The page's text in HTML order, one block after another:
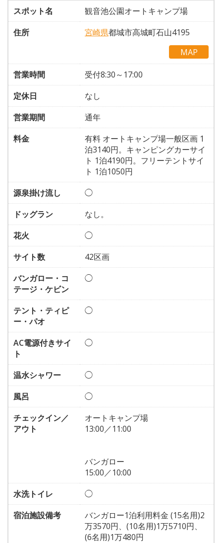
スポット名
観音池公園オートキャンプ場
住所
宮崎県都城市高城町石山4195
MAP
営業時間
受付8:30～17:00
定休日
なし
営業期間
通年
料金
有料 オートキャンプ場一般区画 1
泊3140円。キャンピングカーサイ
ト 1泊4190円。フリーテントサイ
ト 1泊1050円
源泉掛け流し
◯
ドッグラン
なし。
花火
◯
サイト数
42区画
バンガロー・コ
テージ・ケビン
◯
テント・ティピ
ー・パオ
◯
AC電源付きサイ
ト
◯
温水シャワー
◯
風呂
◯
チェックイン／
アウト
オートキャンプ場
13:00／11:00
バンガロー
15:00／10:00
水洗トイレ
◯
宿泊施設備考
バンガロー1泊利用料金 (15名用)2
万3570円、(10名用)1万5710円、
(6名用)1万480円